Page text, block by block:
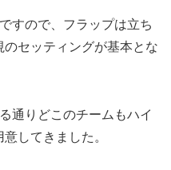
すので、フラップは立ち
セッティングが基本とな
通りどこのチームもハイ
してきました。